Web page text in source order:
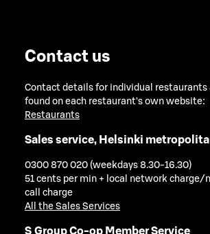
Contact us
Contact details for individual restaurants
found on each restaurant's own website:
Restaurants
Sales service, Helsinki
0300 870 020 (weekdays 8.30-16.30)
51 cents per min + local network charge/
call charge
All the Sales Services
S Group Co-op Member Service